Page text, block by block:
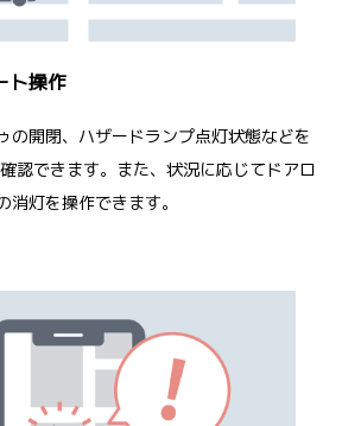
ト操作
の開閉、ハザードランプ点灯状態などを
認できます。また、状況に応じてドアロ
消灯を操作できます。